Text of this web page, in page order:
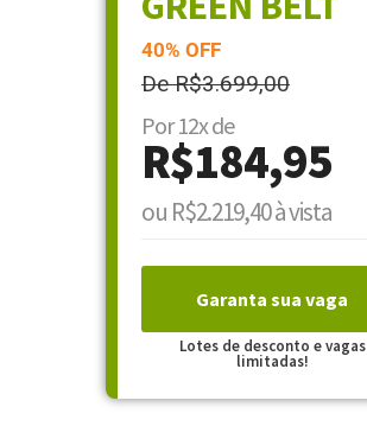
40% OFF
De R$3.699,00
Por 12x de
R$184,95
ou R$2.219,40 à vista
Garanta sua vaga
Lotes de desconto e vagas
limitadas!